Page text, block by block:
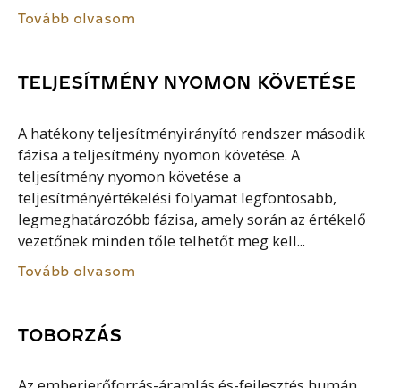
Tovább olvasom
TELJESÍTMÉNY NYOMON KÖVETÉSE
A hatékony teljesítményirányító rendszer második
fázisa a teljesítmény nyomon követése. A
teljesítmény nyomon követése a
teljesítményértékelési folyamat legfontosabb,
legmeghatározóbb fázisa, amely során az értékelő
vezetőnek minden tőle telhetőt meg kell...
Tovább olvasom
TOBORZÁS